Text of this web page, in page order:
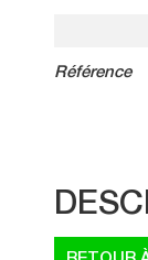
Référence